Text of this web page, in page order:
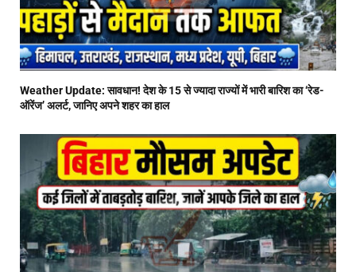
Weather Update: सावधान! देश के 15 से ज्यादा राज्यों में भारी बारिश का ‘रेड-
ऑरेंज’ अलर्ट, जानिए अपने शहर का हाल